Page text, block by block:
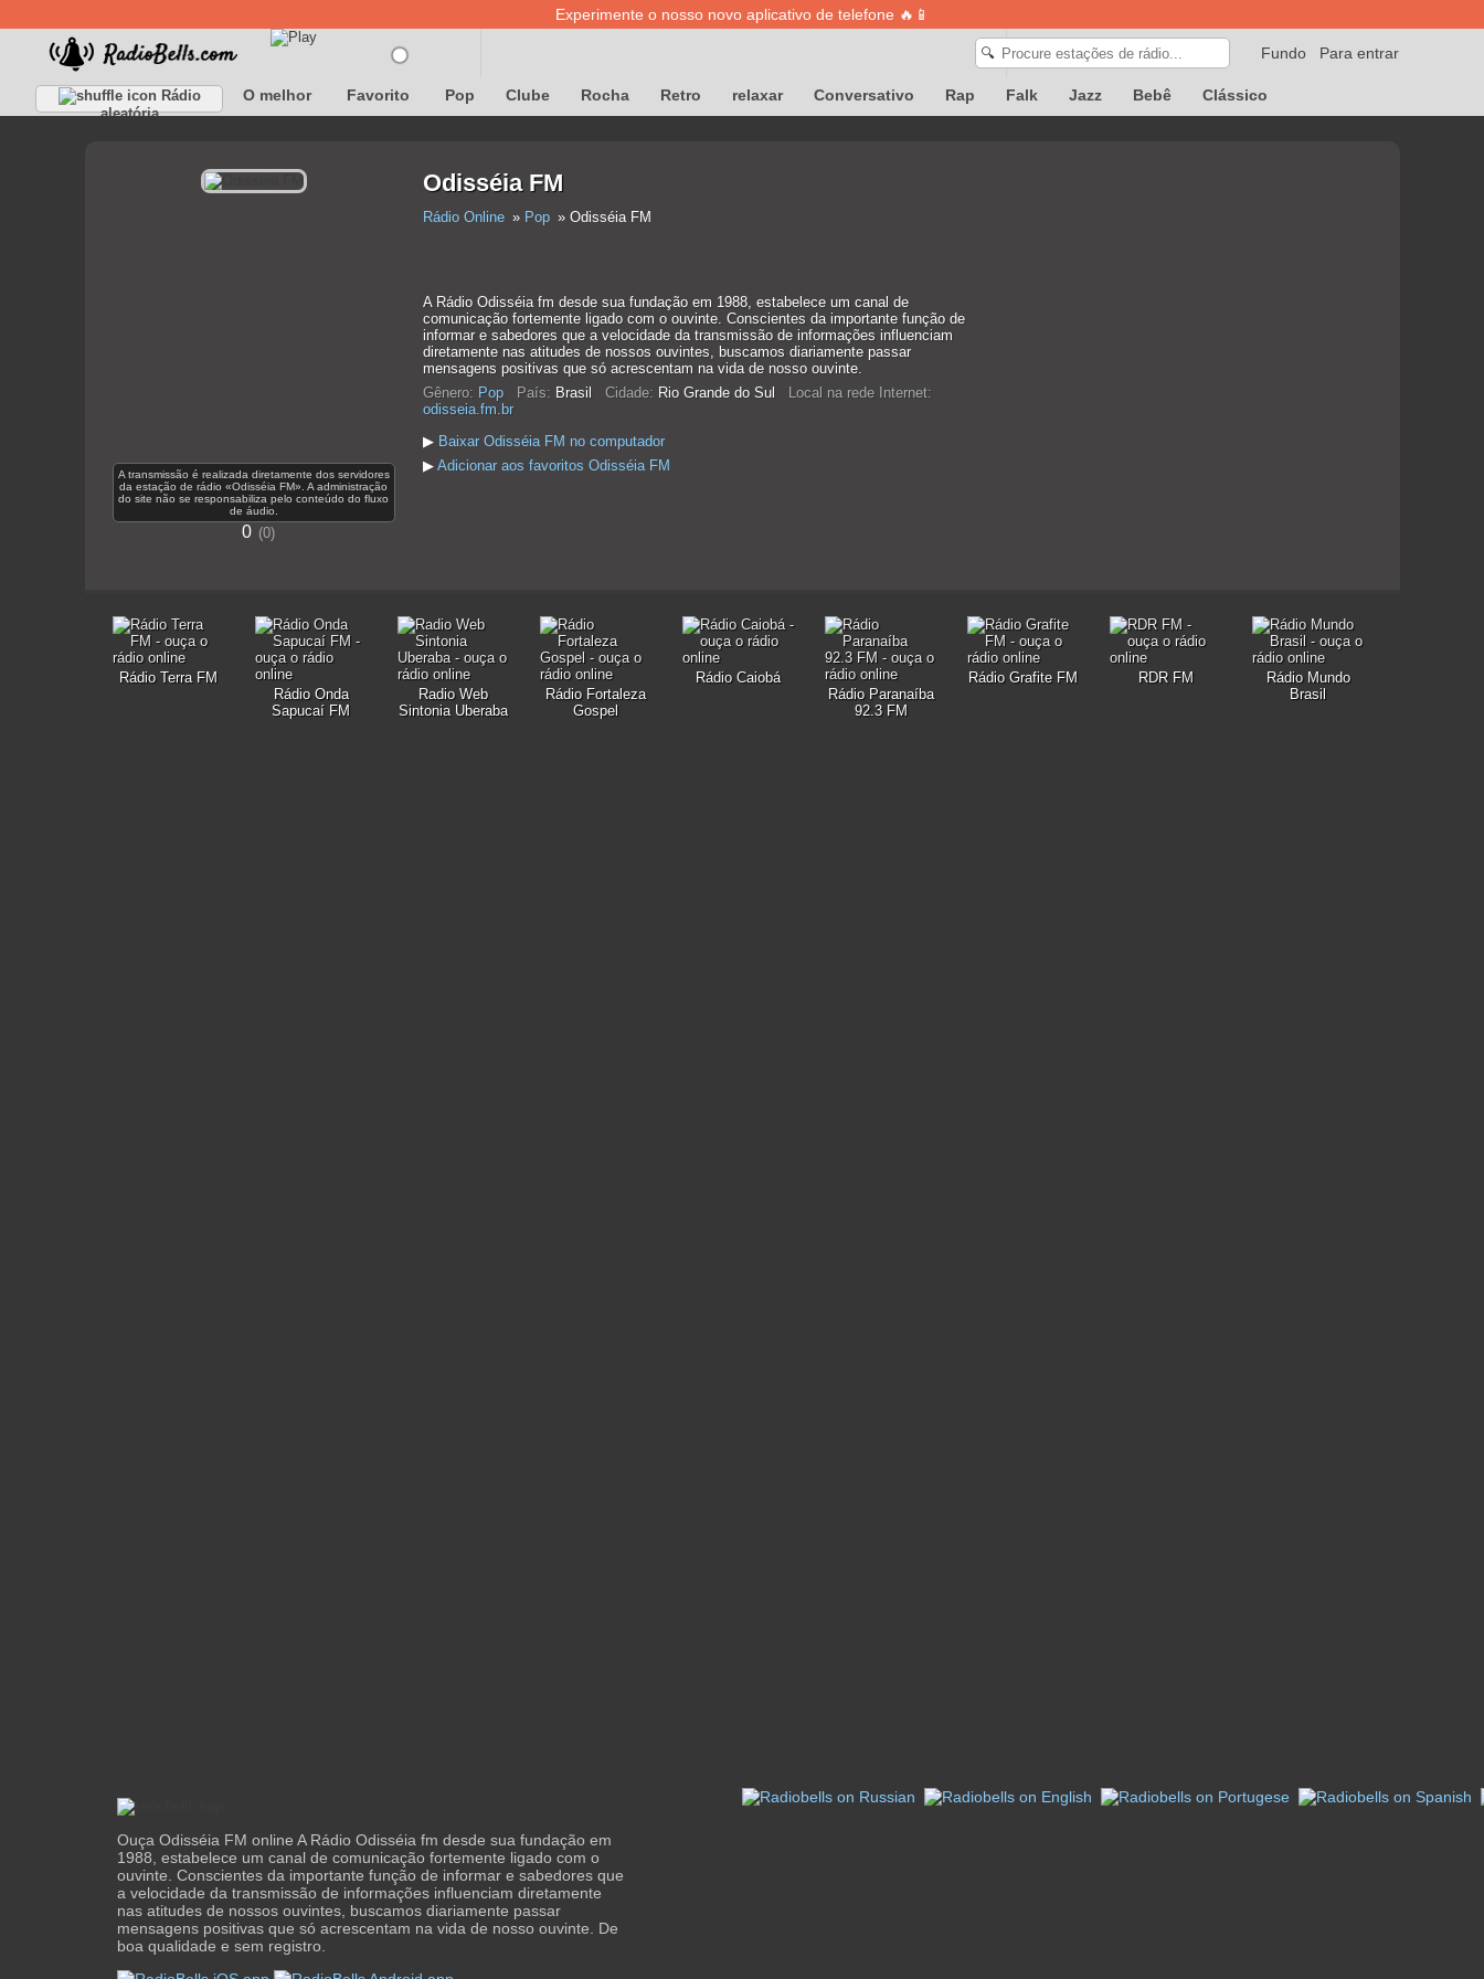
Experimente o nosso novo aplicativo de telefone 🔥📱
Para entrar
Fundo
🔍
Rádio
aleatória
O melhor Favorito Pop Clube Rocha Retro relaxar Conversativo Rap Falk Jazz Bebê Clássico
A transmissão é realizada diretamente dos servidores
da estação de rádio «Odisséia FM». A administração
do site não se responsabiliza pelo conteúdo do fluxo
de áudio.
0 0
Odisséia FM
Rádio Online Pop Odisséia FM
A Rádio Odisséia fm desde sua fundação em 1988, estabelece um canal de
comunicação fortemente ligado com o ouvinte. Conscientes da importante função de
informar e sabedores que a velocidade da transmissão de informações influenciam
diretamente nas atitudes de nossos ouvintes, buscamos diariamente passar
mensagens positivas que só acrescentam na vida de nosso ouvinte.
Gênero: Pop País: Brasil Cidade: Rio Grande do Sul
Local na rede Internet:
odisseia.fm.br
▶ Baixar Odisséia FM no computador
▶ Adicionar aos favoritos Odisséia FM
Rádio Terra FM
Rádio Onda
Sapucaí FM
Radio Web
Sintonia Uberaba
Rádio Fortaleza
Gospel
Rádio Caiobá
Rádio Paranaíba
92.3 FM
Rádio Grafite FM RDR FM
Rádio Mundo
Brasil
Ouça Odisséia FM online A Rádio Odisséia fm desde sua fundação em
1988, estabelece um canal de comunicação fortemente ligado com o
ouvinte. Conscientes da importante função de informar e sabedores que
a velocidade da transmissão de informações influenciam diretamente
nas atitudes de nossos ouvintes, buscamos diariamente passar
mensagens positivas que só acrescentam na vida de nosso ouvinte. De
boa qualidade e sem registro.